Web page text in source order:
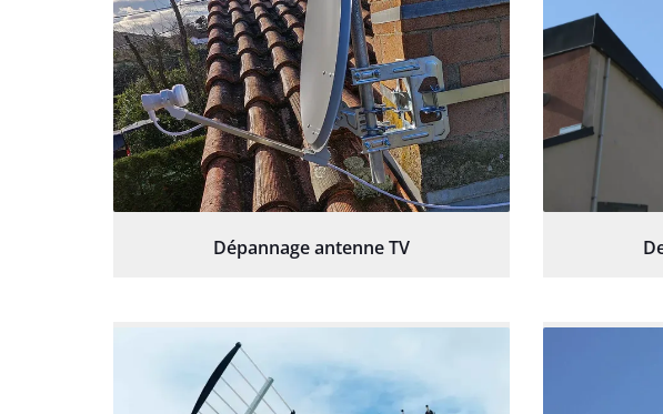
Dépannage antenne TV